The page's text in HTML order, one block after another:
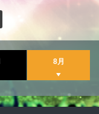
8月